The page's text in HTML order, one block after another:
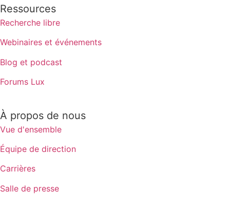
Ressources
Recherche libre
Webinaires et événements
Blog et podcast
Forums Lux
À propos de nous
Vue d'ensemble
Équipe de direction
Carrières
Salle de presse